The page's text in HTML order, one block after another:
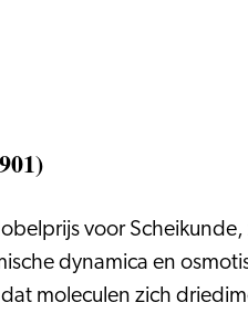
voor
dynamica en
moleculen zich